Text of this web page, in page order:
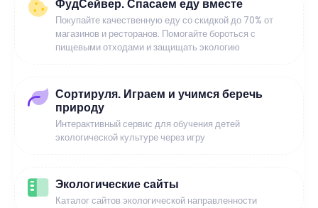
ФудСейвер. Спасаем еду вместе
Покупайте качественную еду со скидкой до 70% от
магазинов и ресторанов. Помогайте бороться с
пищевыми отходами и защищать экологию
Сортируля. Играем и учимся беречь
природу
Интерактивный сервис для обучения детей
экологической культуре через игру
Экологические сайты
Каталог сайтов экологической направленности